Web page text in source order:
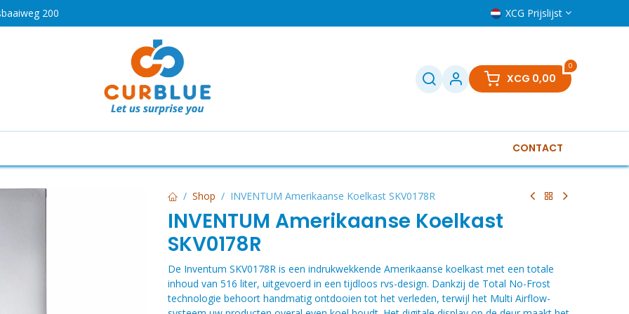
200 XCG Prijslijst
0
XCG 0,00
HOT
Boilers
CONTACT
Shop INVENTUM Amerikaanse Koelkast SKV0178R
INVENTUM Amerikaanse Koelkast
SKV0178R
De Inventum SKV0178R is een indrukwekkende Amerikaanse koelkast met een totale
inhoud van 516 liter, uitgevoerd in een tijdloos rvs-design. Dankzij de Total No-Frost
technologie behoort handmatig ontdooien tot het verleden, terwijl het Multi Airflow-